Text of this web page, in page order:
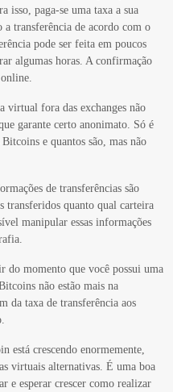
isso, paga-se uma taxa a sua
a transferência de acordo com o
pode ser feita em poucos
algumas horas. A confirmação
virtual fora das exchanges não
garante certo anonimato. Só é
e quantos são, mas não
de transferências são
transferidos quanto qual carteira
manipular essas informações
do momento que você possui uma
não estão mais na
da taxa de transferência aos
está crescendo enormemente,
virtuais alternativas. É uma boa
e esperar crescer como realizar